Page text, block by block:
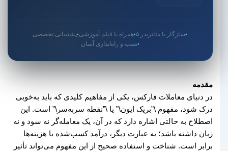
سازگار با متاتریدر ۵ ●همراه با فیلم آموزشی پشتیبانی تخصصی
نصب و راه‌اندازی آسان
مقدمه
در دنیای معاملات فارکس، یکی از مفاهیم کلیدی که باید به‌خوبی
درک شود، مفهوم \”بریک ایون\” یا \”نقطه سربه‌سر\” است. این
اصطلاح به حالتی اشاره دارد که در آن، یک معامله‌گر نه سود و نه
زیان داشته باشد؛ به عبارت دیگر، درآمد کسب‌شده با هزینه‌ها
برابر است. شناخت و استفاده صحیح از این مفهوم می‌تواند تأثیر